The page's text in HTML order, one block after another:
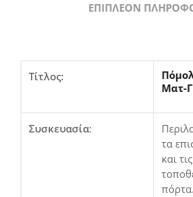
ΕΠΙΠΛΈΟΝ
Τίτλος:
Ματ-
Συσκευασία:
τα
και
πόρτα.